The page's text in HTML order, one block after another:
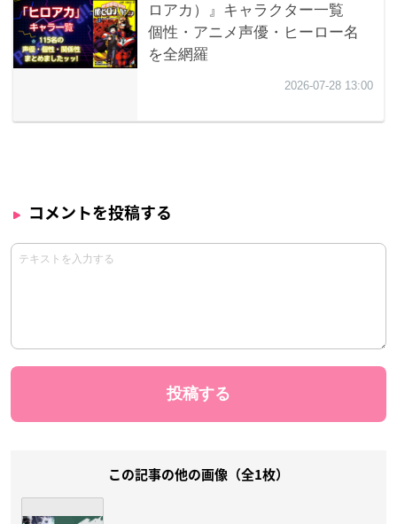
コメントを投稿する
この記事の他の画像（全1枚）